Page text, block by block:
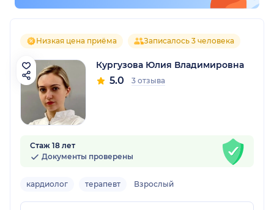
Низкая цена приёма Записалось 3 человека
Кургузова Юлия Владимировна
5.0 3 отзыва
Стаж 18 лет
Документы проверены
кардиолог терапевт Взрослый